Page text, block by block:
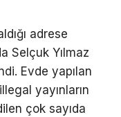
adrese
Selçuk Yılmaz
Evde yapılan
yayınların
çok sayıda